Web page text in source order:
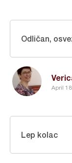
April
Odličan,
Lep kolac